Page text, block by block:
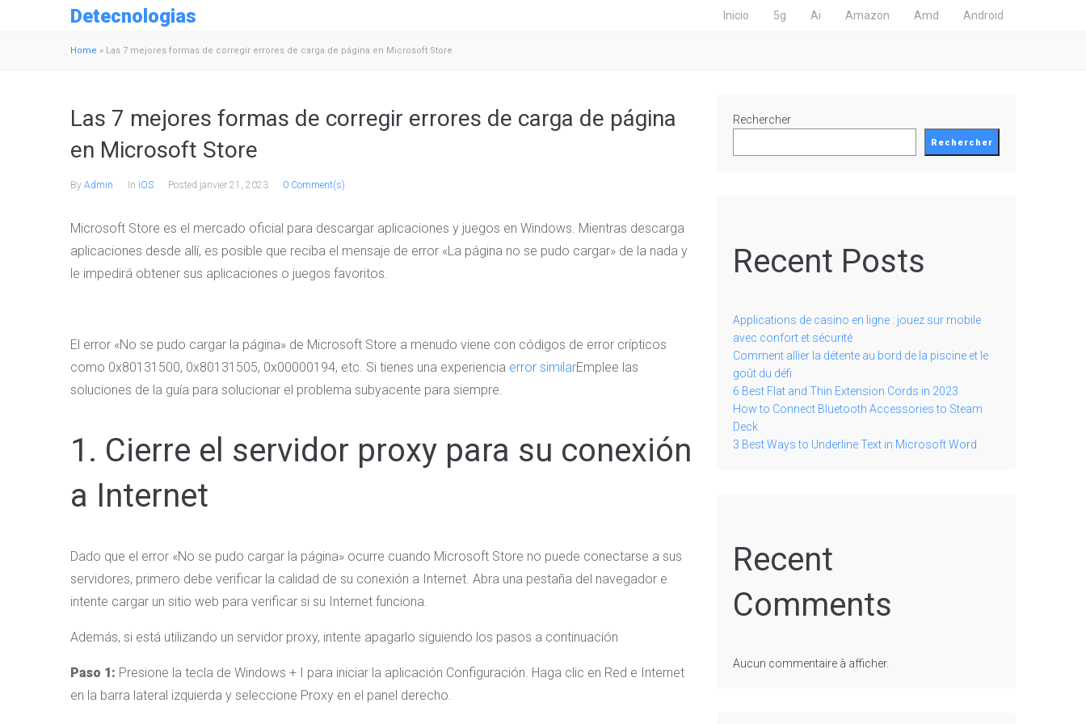
Detecnologias Inicio 5g Ai Amazon Amd Android
Home » Las 7 mejores formas de corregir errores de carga de página en Microsoft Store
Las 7 mejores formas de corregir errores de carga de página
en Microsoft Store
By Admin In iOS Posted janvier 21, 2023 0 Comment(s)
Microsoft Store es el mercado oficial para descargar aplicaciones y juegos en Windows. Mientras descarga
aplicaciones desde allí, es posible que reciba el mensaje de error «La página no se pudo cargar» de la nada y
le impedirá obtener sus aplicaciones o juegos favoritos.
El error «No se pudo cargar la página» de Microsoft Store a menudo viene con códigos de error crípticos
como 0x80131500, 0x80131505, 0x00000194, etc. Si tienes una experiencia error similarEmplee las
soluciones de la guía para solucionar el problema subyacente para siempre.
1. Cierre el servidor proxy para su conexión
a Internet
Dado que el error «No se pudo cargar la página» ocurre cuando Microsoft Store no puede conectarse a sus
servidores, primero debe verificar la calidad de su conexión a Internet. Abra una pestaña del navegador e
intente cargar un sitio web para verificar si su Internet funciona.
Además, si está utilizando un servidor proxy, intente apagarlo siguiendo los pasos a continuación
Paso 1: Presione la tecla de Windows + I para iniciar la aplicación Configuración. Haga clic en Red e Internet
en la barra lateral izquierda y seleccione Proxy en el panel derecho.
Rechercher
Rechercher
Recent Posts
Applications de casino en ligne : jouez sur mobile
avec confort et sécurité
Comment allier la détente au bord de la piscine et le
goût du défi
6 Best Flat and Thin Extension Cords in 2023
How to Connect Bluetooth Accessories to Steam
Deck
3 Best Ways to Underline Text in Microsoft Word
Recent
Comments
Aucun commentaire à afficher.